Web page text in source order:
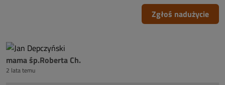
Zgłoś nadużycie
mama śp.Roberta Ch.
2 lata temu